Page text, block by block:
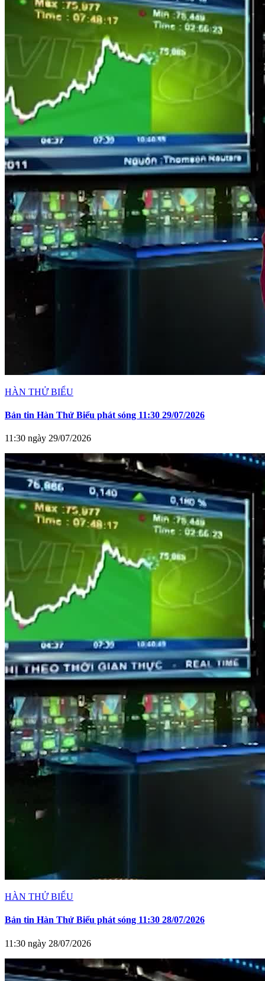
HÀN THỬ BIỂU
Bản tin Hàn Thử Biểu phát sóng 11:30 29/07/2026
11:30 ngày 29/07/2026
HÀN THỬ BIỂU
Bản tin Hàn Thử Biểu phát sóng 11:30 28/07/2026
11:30 ngày 28/07/2026